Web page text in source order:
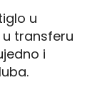
u
u transferu
i